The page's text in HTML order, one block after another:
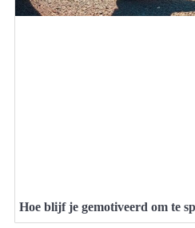
Hoe blijf je gemotiveerd om te